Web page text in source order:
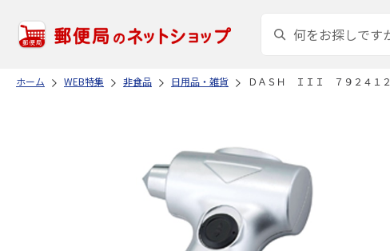
ホーム WEB特集 非食品 日用品・雑貨 ＤＡＳＨ ＩＩＩ ７９２４１２